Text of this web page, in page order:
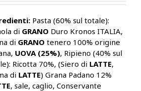
Pasta (60% sul totale):
di GRANO Duro Kronos ITALIA,
di GRANO tenero 100% origine
UOVA (25%), Ripieno (40% sul
Ricotta 70%, (Siero di LATTE,
di LATTE) Grana Padano 12%
, sale, caglio, Conservante